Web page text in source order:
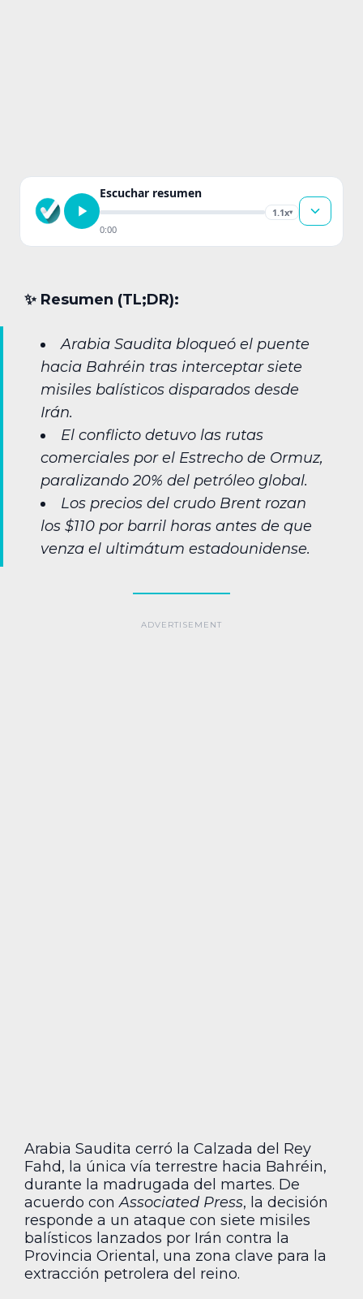
Escuchar resumen
1.1x▾
0:00
✨︎ Resumen (TL;DR):
Arabia Saudita bloqueó el puente
hacia Bahréin tras interceptar siete
misiles balísticos disparados desde
Irán.
El conflicto detuvo las rutas
comerciales por el Estrecho de Ormuz,
paralizando 20% del petróleo global.
Los precios del crudo Brent rozan
los $110 por barril horas antes de que
venza el ultimátum estadounidense.
Arabia Saudita cerró la Calzada del Rey
Fahd, la única vía terrestre hacia Bahréin,
durante la madrugada del martes. De
acuerdo conAssociated Press, la decisión
responde a un ataque con siete misiles
balísticos lanzados por Irán contra la
Provincia Oriental, una zona clave para la
extracción petrolera del reino.